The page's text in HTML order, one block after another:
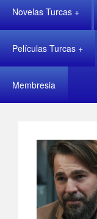
Novelas Turcas
Películas Turcas
Membresia